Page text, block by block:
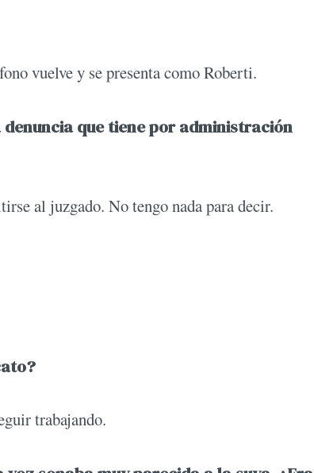
vuelve y se presenta como Roberti.
que tiene por administración
al juzgado. No tengo nada para decir.
trabajando.